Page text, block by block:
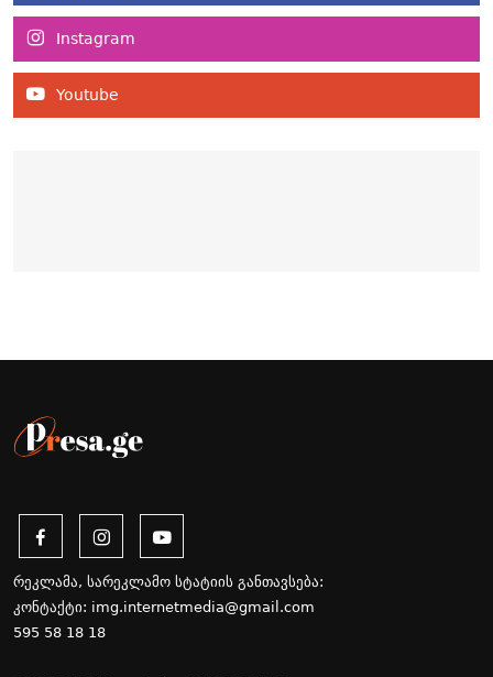
Instagram
Youtube
რეკლამა, სარეკლამო სტატიის განთავსება:
კონტაქტი: img.internetmedia@gmail.com
595 58 18 18